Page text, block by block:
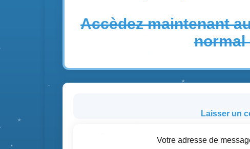
Accèdez maintenant
normal
Laisser un
Votre adresse de